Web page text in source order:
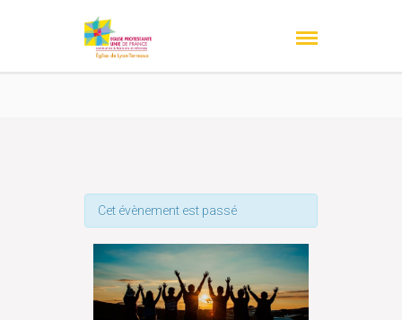
Cet évènement est passé